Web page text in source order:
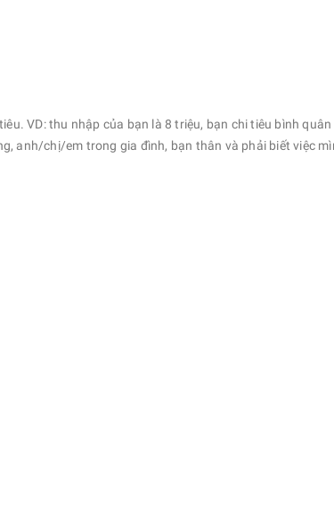
VD: thu nhập của bạn là 8 triệu, bạn chi tiêu bình
anh/chị/em trong gia đình, bạn thân và phải biết việc